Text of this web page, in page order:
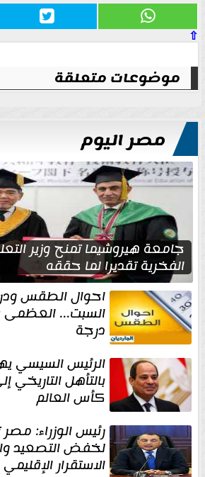
⇧
موضوعات متعلقة
مصر اليوم
جامعة هيروشيما تمنح وزير
الفخرية تقديرا لما حققه
احوال الطقس
درجة
الرئيس السيسي
بالتأهل
كأس العالم
رئيس الوزراء:
لخفض التصعيد
الاستقرار الإقليمي